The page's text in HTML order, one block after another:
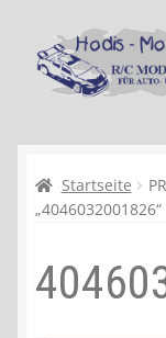
Zur
Navigation
springen
Zum
Inhalt
springen
Kasse
Recycling,
Startseite
„4046032001826“